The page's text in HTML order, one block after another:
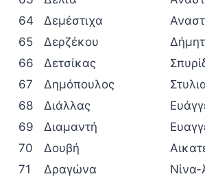
64
Δεμέστιχα
65
Δερζέκου
66
Δετσίκας
67
Δημόπουλος
68
Διάλλας
69
Διαμαντή
70
Δουβή
71
Δραγώνα Νίνα-